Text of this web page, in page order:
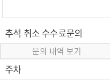
추석 취소 수수료문의
문의 내역 보기
주차